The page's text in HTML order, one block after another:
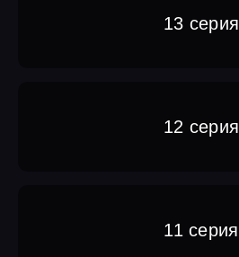
13 серия
12 серия
11 серия